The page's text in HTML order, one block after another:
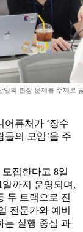
의 현장 문제를 주제로
퓨처가 ‘장수
의 모임’을 주
집한다고 8일
까지 운영되며,
두 트랙으로 진
전문가와 예비
는 실행 중심 과